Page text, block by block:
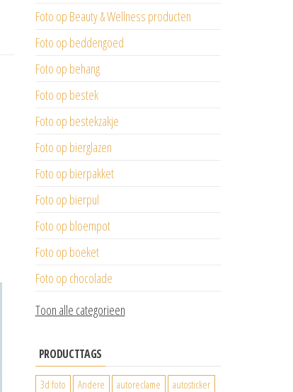
Foto op Beauty & Wellness producten
Foto op beddengoed
Foto op behang
Foto op bestek
Foto op bestekzakje
Foto op bierglazen
Foto op bierpakket
Foto op bierpul
Foto op bloempot
Foto op boeket
Foto op chocolade
Toon alle categorieen
PRODUCTTAGS
3d foto Andere autoreclame
autosticker